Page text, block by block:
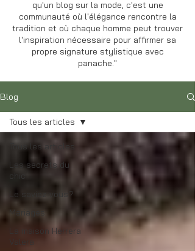
qu'un blog sur la mode, c'est une
communauté où l'élégance rencontre la
tradition et où chaque homme peut trouver
l'inspiration nécessaire pour affirmer sa
propre signature stylistique avec
panache."
Blog
Tous les articles
Les secrets du
chic
Le saviez-vous?
Mariages
La maison Herrera
Tous les articles